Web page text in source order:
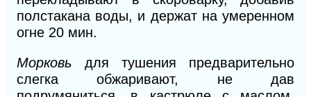
полстакана воды, и держат на умеренном
огне 20 мин.
Морковь для тушения предварительно
слегка обжаривают, не дав